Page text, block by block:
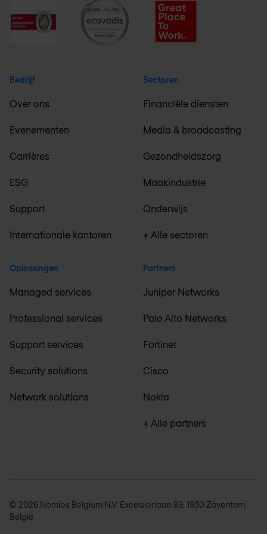
Bedrijf
Over ons
Evenementen
Carrières
ESG
Support
Internationale kantoren
Oplossingen
Managed services
Professional services
Support services
Security solutions
Network solutions
Sectoren
Financiële diensten
Media & broadcasting
Gezondheidszorg
Maakindustrie
Onderwijs
+ Alle sectoren
Partners
Juniper Networks
Palo Alto Networks
Fortinet
Cisco
Nokia
+ Alle partners
© 2026 Nomios Belgium N.V. Excelsiorlaan 89, 1930 Zaventem,
België